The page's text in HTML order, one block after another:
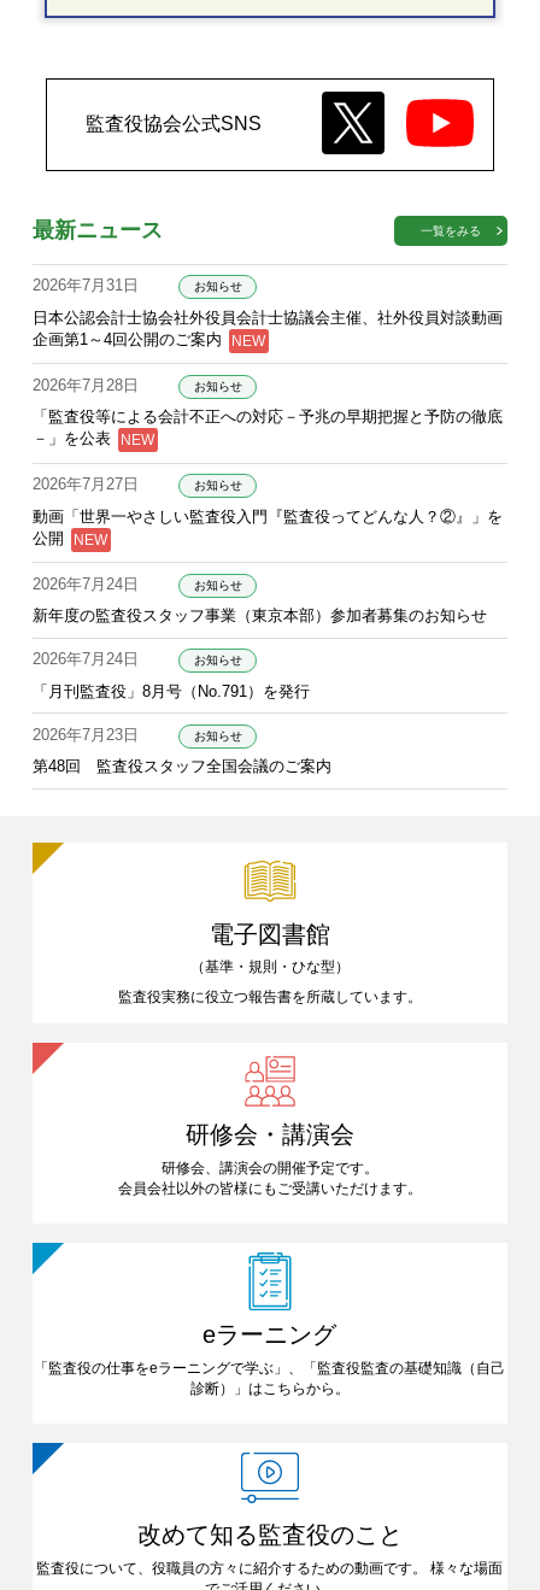
監査役協会公式SNS
最新ニュース 一覧をみる
2026年7月31日 お知らせ
日本公認会計士協会社外役員会計士協議会主催、社外役員対談動画
企画第1～4回公開のご案内
2026年7月28日 お知らせ
「監査役等による会計不正への対応－予兆の早期把握と予防の徹底
－」を公表
2026年7月27日 お知らせ
動画「世界一やさしい監査役入門『監査役ってどんな人？②』」を
公開
2026年7月24日 お知らせ
新年度の監査役スタッフ事業（東京本部）参加者募集のお知らせ
2026年7月24日 お知らせ
「月刊監査役」8月号（No.791）を発行
2026年7月23日 お知らせ
第48回 監査役スタッフ全国会議のご案内
電子図書館
（基準・規則・ひな型）
監査役実務に役立つ報告書を所蔵しています。
研修会・講演会
研修会、講演会の開催予定です。
会員会社以外の皆様にも ご受講いただけます。
eラーニング
「監査役の仕事をeラーニングで学ぶ」、「監査役監査の基礎知識 （自己
診断）」はこちらから。
改めて知る監査役のこと
監査役について、役職員の方々に紹介するための動画です。
様々な場面